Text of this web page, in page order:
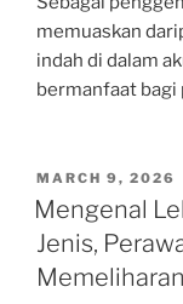
memuaskan
indah di dalam
bermanfaat bagi
POSTED
ON
MARCH 9, 2026
Mengenal
Jenis,